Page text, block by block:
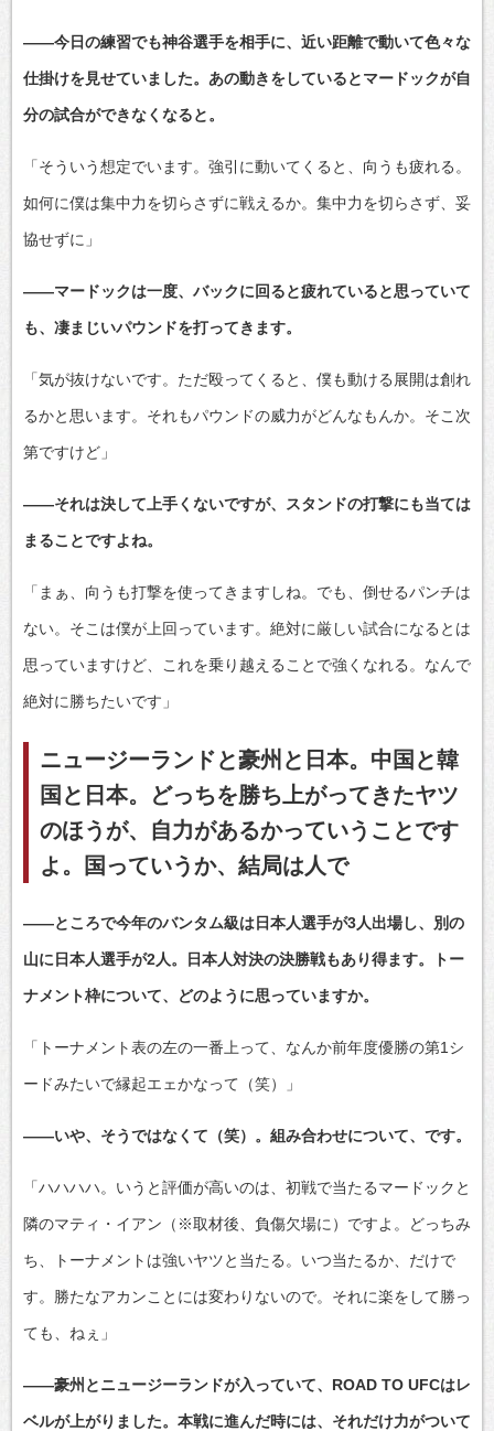
――今日の練習でも神谷選手を相手に、近い距離で動いて色々な
仕掛けを見せていました。あの動きをしているとマードックが自
分の試合ができなくなると。
「そういう想定でいます。強引に動いてくると、向うも疲れる。
如何に僕は集中力を切らさずに戦えるか。集中力を切らさず、妥
協せずに」
――マードックは一度、バックに回ると疲れていると思っていて
も、凄まじいパウンドを打ってきます。
「気が抜けないです。ただ殴ってくると、僕も動ける展開は創れ
るかと思います。それもパウンドの威力がどんなもんか。そこ次
第ですけど」
――それは決して上手くないですが、スタンドの打撃にも当ては
まることですよね。
「まぁ、向うも打撃を使ってきますしね。でも、倒せるパンチは
ない。そこは僕が上回っています。絶対に厳しい試合になるとは
思っていますけど、これを乗り越えることで強くなれる。なんで
絶対に勝ちたいです」
ニュージーランドと豪州と日本。中国と韓
国と日本。どっちを勝ち上がってきたヤツ
のほうが、自力があるかっていうことです
よ。国っていうか、結局は人で
――ところで今年のバンタム級は日本人選手が3人出場し、別の
山に日本人選手が2人。日本人対決の決勝戦もあり得ます。トー
ナメント枠について、どのように思っていますか。
「トーナメント表の左の一番上って、なんか前年度優勝の第1シ
ードみたいで縁起エェかなって（笑）」
――いや、そうではなくて（笑）。組み合わせについて、です。
「ハハハハ。いうと評価が高いのは、初戦で当たるマードックと
隣のマティ・イアン（※取材後、負傷欠場に）ですよ。どっちみ
ち、トーナメントは強いヤツと当たる。いつ当たるか、だけで
す。勝たなアカンことには変わりないので。それに楽をして勝っ
ても、ねぇ」
――豪州とニュージーランドが入っていて、ROAD TO UFCはレ
ベルが上がりました。本戦に進んだ時には、それだけ力がついて